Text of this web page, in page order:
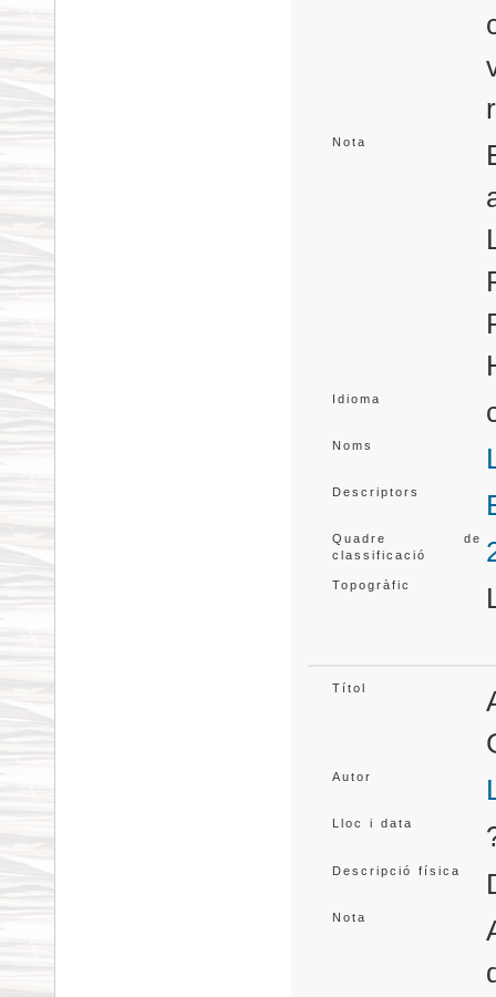
Nota
Idioma
Noms
Descriptors
Quadre de
classificació
Topogràfic
Títol
Autor
Lloc i data
Descripció física
Nota